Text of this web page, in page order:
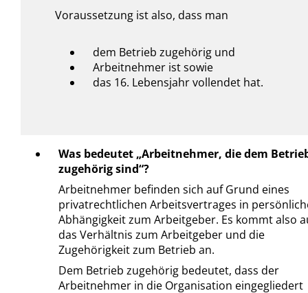
Voraussetzung ist also, dass man
dem Betrieb zugehörig und
Arbeitnehmer ist sowie
das 16. Lebensjahr vollendet hat.
Was bedeutet „Arbeitnehmer, die dem
zugehörig sind“?
Arbeitnehmer befinden sich auf Grund eines
privatrechtlichen Arbeitsvertrages in
Abhängigkeit zum Arbeitgeber. Es kommt also
das Verhältnis zum Arbeitgeber und die
Zugehörigkeit zum Betrieb an.
Dem Betrieb zugehörig bedeutet, dass der
Arbeitnehmer in die Organisation eingegliedert